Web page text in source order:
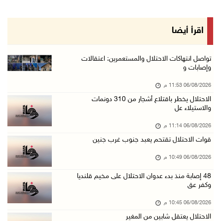
الرئيس يستقبل مجلس بلدية رام الله ويشدد على د ...
جماهير شعبنا تشيع جثمان الشهيد علاء صبيح في ت ...
الاحتلال يوسع حملات الدهم والاعتقال في قلنديا ...
06/آب/2026 08:06 م
الرئيس المصري وملك البحرين يشددان على ضرورة ت ...
رابطة العالم الإسلامي تدين تواصل انتهاكات الا ...
اليونيسف: استشهاد 300 طفل منذ وقف إطلاق النار ...
اقرأ أيضا
تواصل انتهاكات الاحتلال والمستعمرين: اعتقالات
وإصابات و
06/08/2026 11:53 م
الاحتلال يخطر باقتلاع أشجار من 310 دونمات
والاستيلاء عل
06/08/2026 11:14 م
قوات الاحتلال تقتحم يعبد جنوب غرب جنين
06/08/2026 10:49 م
48 إصابة منذ بدء عدوان الاحتلال على مخيم قلنديا
وكفر عق
06/08/2026 10:45 م
الاحتلال يعتقل شابين من المغير